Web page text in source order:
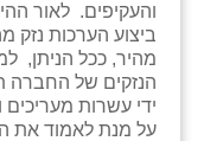
והעקיפים. לאור
ביצוע הערכות נזק
מהיר, ככל הניתן,
הנזקים של החברה
ידי עשרות
על מנת לאמוד את
עין תמר
עמרים
קורנית